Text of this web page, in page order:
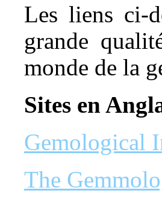
Les liens ci-
grande
monde de la
Sites en
Gemological
The